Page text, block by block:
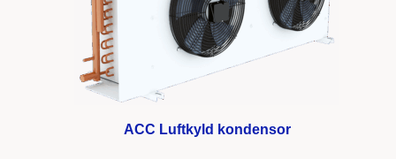
ACC Luftkyld kondensor